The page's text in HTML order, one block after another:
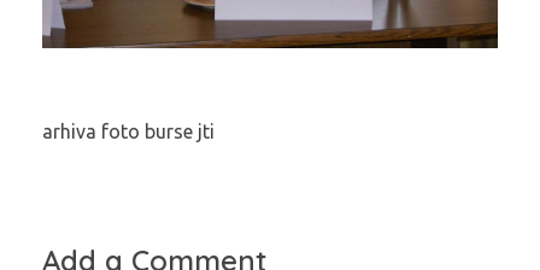
arhiva foto burse jti
Add a Comment